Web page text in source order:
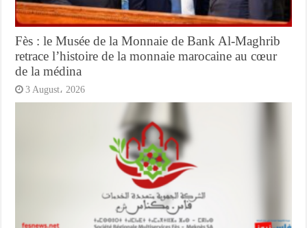
Fès : le Musée de la Monnaie de Bank Al-Maghrib
retrace l’histoire de la monnaie marocaine au cœur
de la médina
3 August، 2026